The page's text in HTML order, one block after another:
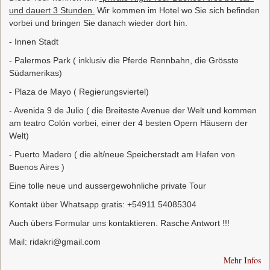
und dauert 3 Stunden. Wir kommen im Hotel wo Sie sich befinden
vorbei und bringen Sie danach wieder dort hin.
- Innen Stadt
- Palermos Park ( inklusiv die Pferde Rennbahn, die Grösste
Südamerikas)
- Plaza de Mayo ( Regierungsviertel)
- Avenida 9 de Julio ( die Breiteste Avenue der Welt und kommen
am teatro Colón vorbei, einer der 4 besten Opern Häusern der
Welt)
- Puerto Madero ( die alt/neue Speicherstadt am Hafen von
Buenos Aires )
Eine tolle neue und aussergewohnliche private Tour
Kontakt über Whatsapp gratis: +54911 54085304
Auch übers Formular uns kontaktieren. Rasche Antwort !!!
Mail: ridakri@gmail.com
Mehr Infos